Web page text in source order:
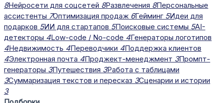
8Нейросети для соцсетей 8Развлечения 8Персональные
ассистенты 7Оптимизация продаж 6Гейминг 5Идеи для
подарков 5ИИ для стартапов 5Поисковые системы 5AI-
детекторы 4Low-code / No-code 4Генераторы логотипов
4Недвижимость 4Переводчики 4Поддержка клиентов
4Электронная почта 4Проджект-менеджмент 3Промпт-
генераторы 3Путешествия 3Работа с таблицами
3Суммаризация текстов и пересказ 3Сценарии и истории
3